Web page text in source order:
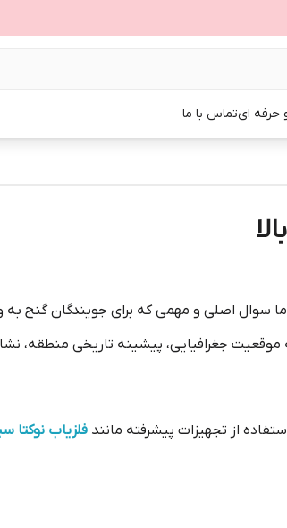
حرفه ایتماس با ما
سوال اصلی و مهمی که برای جویندگان گنج
جغرافیایی، پیشینه تاریخی منطقه،
از تجهیزات پیشرفته مانند فلزیاب نوکتا